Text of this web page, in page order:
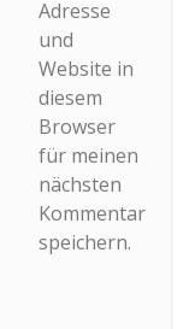
Adresse
und
Website in
diesem
Browser
für meinen
nächsten
Kommentar
speichern.